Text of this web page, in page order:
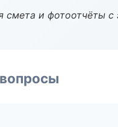
смета и фотоотчёты